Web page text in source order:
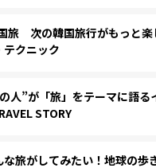
旅 次の韓国旅行がもっと楽
テクニック
人”が「旅」をテーマに語る
STORY
な旅がしてみたい！地球の歩